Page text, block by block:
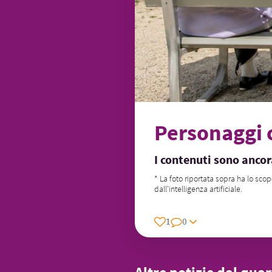
Personaggi
I contenuti sono
* La foto riportata sopra ha lo
dall'intelligenza artificiale.
1 0